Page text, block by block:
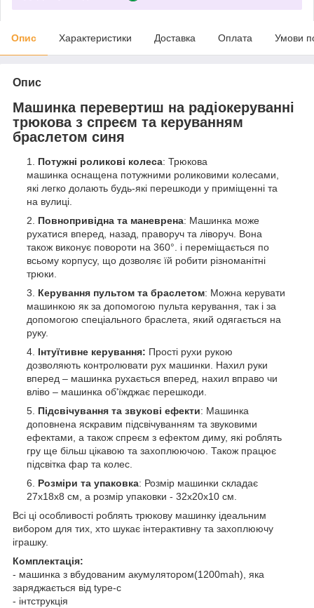
Опис Характеристики Доставка Оплата Умови
Опис
Машинка перевертиш на радіокеруванні
трюкова з cпреєм та керуванням
браслетом синя
Потужні роликові колеса: Трюкова
машинка оснащена потужними роликовими колесами,
які легко долають будь-які перешкоди у приміщенні та
на вулиці.
Повнопривідна та маневрена: Машинка може
рухатися вперед, назад, праворуч та ліворуч. Вона
також виконує повороти на 360°. і переміщається по
всьому корпусу, що дозволяє їй робити різноманітні
трюки.
Керування пультом та браслетом: Можна керувати
машинкою як за допомогою пульта керування, так і за
допомогою спеціального браслета, який одягається на
руку.
Інтуїтивне керування: Прості рухи рукою
дозволяють контролювати рух машинки. Нахил руки
вперед – машинка рухається вперед, нахил вправо чи
вліво – машинка об'їжджає перешкоди.
Підсвічування та звукові ефекти: Машинка
доповнена яскравим підсвічуванням та звуковими
ефектами, а також спреєм з ефектом диму, які роблять
гру ще більш цікавою та захоплюючою. Також працює
підсвітка фар та колес.
Розміри та упаковка: Розмір машинки складає
27х18х8 см, а розмір упаковки - 32х20х10 см.
Всі ці особливості роблять трюкову машинку ідеальним
вибором для тих, хто шукає інтерактивну та захоплюючу
іграшку.
Комплектація:
- машинка з вбудованим акумулятором(1200mah), яка
заряджається від type-c
- інтструкція